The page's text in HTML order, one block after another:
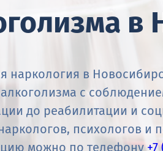
в
наркология в
с
до реабилитации и
психологов и
можно по телефону